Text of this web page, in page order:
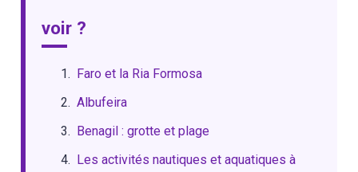
voir ?
Faro et la Ria Formosa
Albufeira
Benagil : grotte et plage
Les activités nautiques et aquatiques à